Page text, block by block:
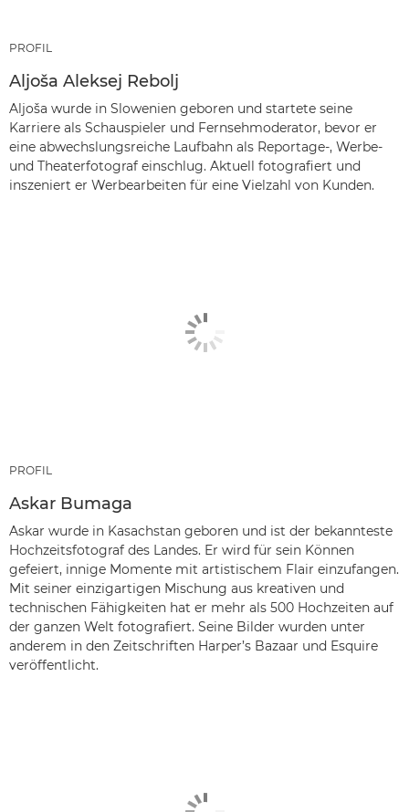
PROFIL
Aljoša Aleksej Rebolj
Aljoša wurde in Slowenien geboren und startete seine
Karriere als Schauspieler und Fernsehmoderator, bevor er
eine abwechslungsreiche Laufbahn als Reportage-, Werbe-
und Theaterfotograf einschlug. Aktuell fotografiert und
inszeniert er Werbearbeiten für eine Vielzahl von Kunden.
PROFIL
Askar Bumaga
Askar wurde in Kasachstan geboren und ist der bekannteste
Hochzeitsfotograf des Landes. Er wird für sein Können
gefeiert, innige Momente mit artistischem Flair einzufangen.
Mit seiner einzigartigen Mischung aus kreativen und
technischen Fähigkeiten hat er mehr als 500 Hochzeiten auf
der ganzen Welt fotografiert. Seine Bilder wurden unter
anderem in den Zeitschriften Harper’s Bazaar und Esquire
veröffentlicht.